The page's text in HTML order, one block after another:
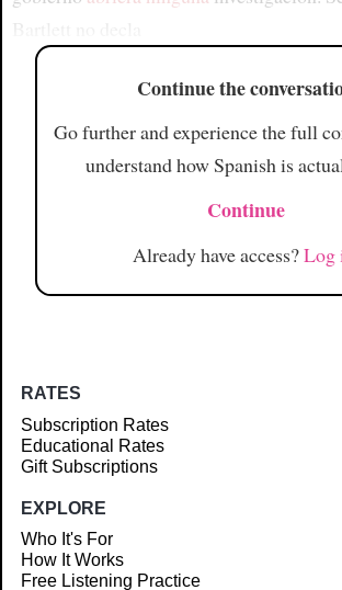
Continue the
Go further and experience the full
understand how Spanish is
Continue
Already have access?Log
RATES
Subscription Rates
Educational Rates
Gift Subscriptions
EXPLORE
Who It's For
How It Works
Free Listening Practice